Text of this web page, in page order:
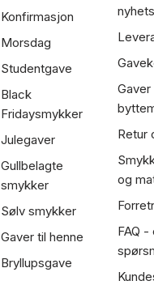
Konfirmasjon
Morsdag
Studentgave
Black
Fridaysmykker
Julegaver
Gullbelagte
smykker
Sølv smykker
Gaver til henne
Bryllupsgave
Retur
og
FAQ